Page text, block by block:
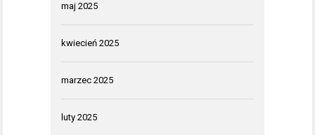
maj 2025
kwiecień 2025
marzec 2025
luty 2025